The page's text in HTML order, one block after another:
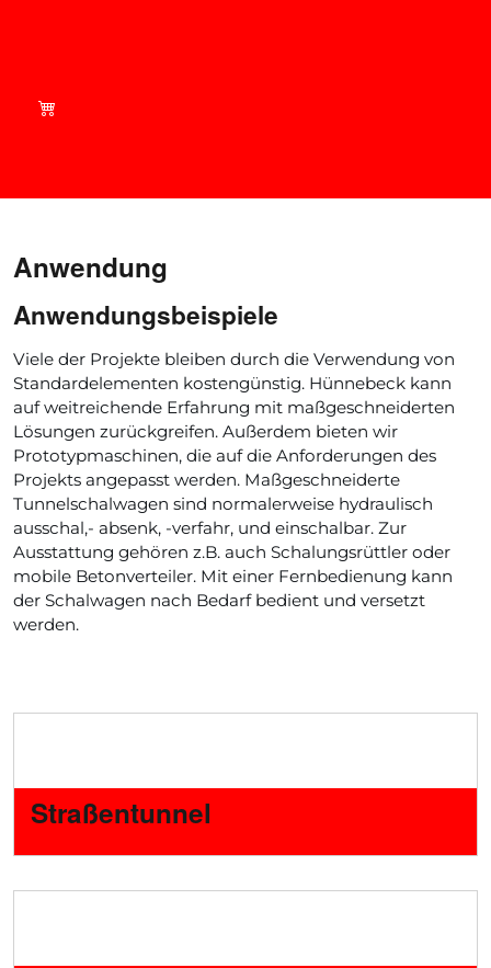
Anwendung
Anwendungsbeispiele
Viele der Projekte bleiben durch die Verwendung von
Standardelementen kostengünstig. Hünnebeck kann
auf weitreichende Erfahrung mit maßgeschneiderten
Lösungen zurückgreifen. Außerdem bieten wir
Prototypmaschinen, die auf die Anforderungen des
Projekts angepasst werden. Maßgeschneiderte
Tunnelschalwagen sind normalerweise hydraulisch
ausschal,- absenk, -verfahr, und einschalbar. Zur
Ausstattung gehören z.B. auch Schalungsrüttler oder
mobile Betonverteiler. Mit einer Fernbedienung kann
der Schalwagen nach Bedarf bedient und versetzt
werden.
Straßentunnel